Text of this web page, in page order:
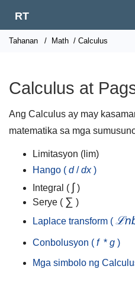
RT
Tahanan / Math / Calculus
Calculus at
Ang Calculus ay may
matematika sa mga
Limitasyon (lim)
Hango ( d/dx)
Integral ( ∫ )
Serye ( ∑ )
Laplace transform (
Conbolusyon ( f* g )
Mga simbolo ng